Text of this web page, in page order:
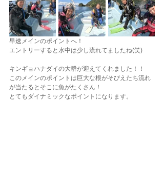
早速メインのポイントへ！
エントリーすると水中は少し流れてましたね(笑)
キンギョハナダイの大群が迎えてくれました！！
このメインのポイントは巨大な根がそびえたち流れ
が当たるとそこに魚がたくさん！
とてもダイナミックなポイントになります。